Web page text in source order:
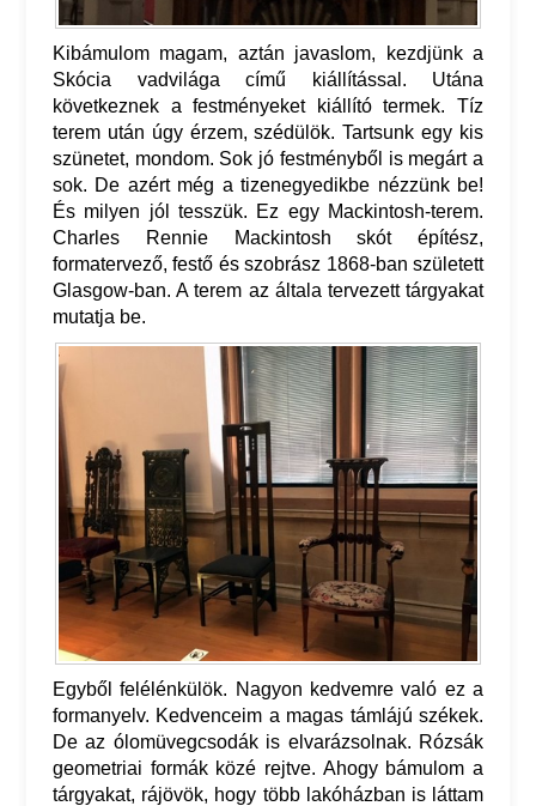
Kibámulom magam, aztán javaslom, kezdjünk a
Skócia vadvilága című kiállítással. Utána
következnek a festményeket kiállító termek. Tíz
terem után úgy érzem, szédülök. Tartsunk egy kis
szünetet, mondom. Sok jó festményből is megárt a
sok. De azért még a tizenegyedikbe nézzünk be!
És milyen jól tesszük. Ez egy Mackintosh-terem.
Charles Rennie Mackintosh skót építész,
formatervező, festő és szobrász 1868-ban született
Glasgow-ban. A terem az általa tervezett tárgyakat
mutatja be.
Egyből felélénkülök. Nagyon kedvemre való ez a
formanyelv. Kedvenceim a magas támlájú székek.
De az ólomüvegcsodák is elvarázsolnak. Rózsák
geometriai formák közé rejtve. Ahogy bámulom a
tárgyakat, rájövök, hogy több lakóházban is láttam